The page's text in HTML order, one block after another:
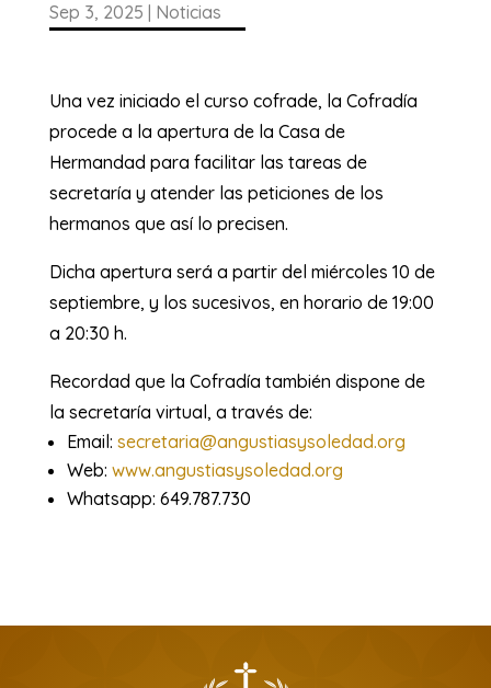
Sep 3, 2025 Noticias
Una vez iniciado el curso cofrade, la Cofradía
procede a la apertura de la Casa de
Hermandad para facilitar las tareas de
secretaría y atender las peticiones de los
hermanos que así lo precisen.
Dicha apertura será a partir del miércoles 10 de
septiembre, y los sucesivos, en horario de 19:00
a 20:30 h.
Recordad que la Cofradía también dispone de
la secretaría virtual, a través de:
Email: secretaria@angustiasysoledad.org
Web: www.angustiasysoledad.org
Whatsapp: 649.787.730